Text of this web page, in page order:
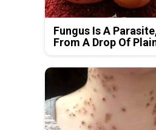
Fungus Is A
From A Drop Of